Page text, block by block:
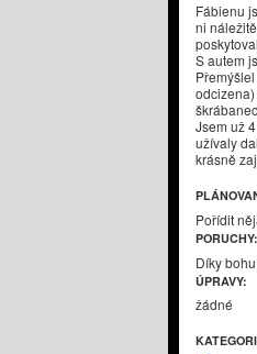
Fábienu
ni
S autem
Jsem už
užívaly
krásně
Pořídit
PORUCHY:
Díky
ÚPRAVY:
žádné